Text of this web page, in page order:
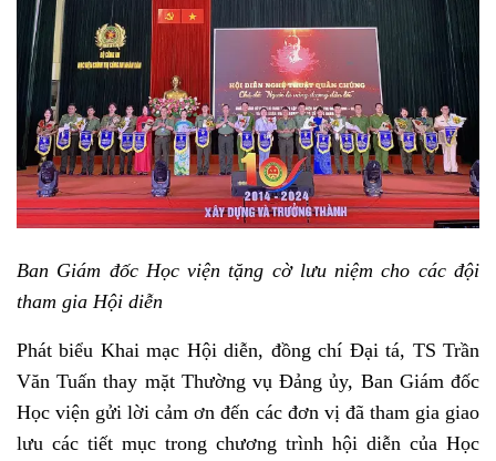
Ban Giám đốc Học viện tặng cờ lưu niệm cho các đội
tham gia Hội diễn
Phát biểu Khai mạc Hội diễn, đồng chí Đại tá, TS Trần
Văn Tuấn thay mặt Thường vụ Đảng ủy, Ban Giám đốc
Học viện gửi lời cảm ơn đến các đơn vị đã tham gia giao
lưu các tiết mục trong chương trình hội diễn của Học